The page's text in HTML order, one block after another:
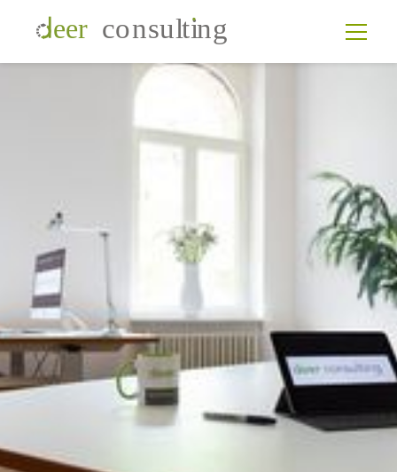
Wir sind deer consulting